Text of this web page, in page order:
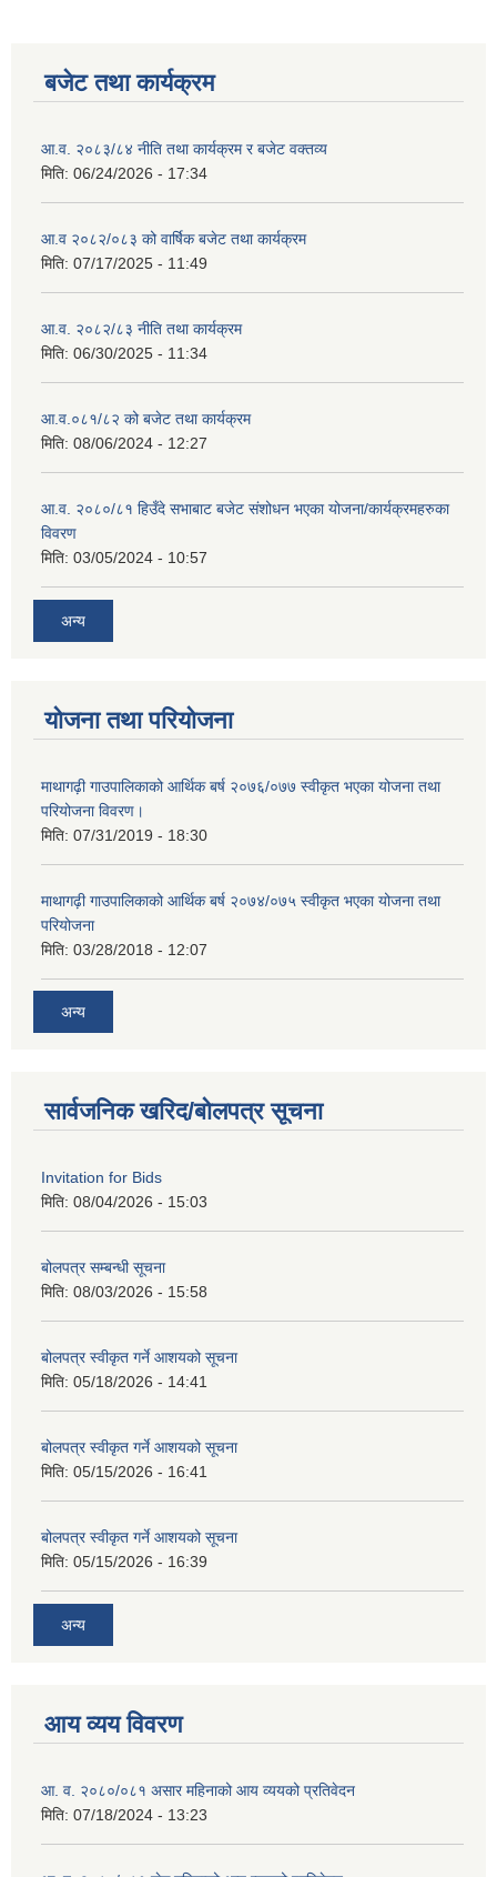
बजेट तथा कार्यक्रम
आ.व. २०८३/८४ नीति तथा कार्यक्रम र बजेट वक्तव्य
मिति: 06/24/2026 - 17:34
आ.व २०८२/०८३ को वार्षिक बजेट तथा कार्यक्रम
मिति: 07/17/2025 - 11:49
आ.व. २०८२/८३ नीति तथा कार्यक्रम
मिति: 06/30/2025 - 11:34
आ.व.०८१/८२ को बजेट तथा कार्यक्रम
मिति: 08/06/2024 - 12:27
आ.व. २०८०/८१ हिउँदे सभाबाट बजेट संशोधन भएका योजना/कार्यक्रमहरुका
विवरण
मिति: 03/05/2024 - 10:57
अन्य
योजना तथा परियोजना
माथागढ़ी गाउपालिकाको आर्थिक बर्ष २०७६/०७७ स्वीकृत भएका योजना तथा
परियोजना विवरण।
मिति: 07/31/2019 - 18:30
माथागढ़ी गाउपालिकाको आर्थिक बर्ष २०७४/०७५ स्वीकृत भएका योजना तथा
परियोजना
मिति: 03/28/2018 - 12:07
अन्य
सार्वजनिक खरिद/बोलपत्र सूचना
Invitation for Bids
मिति: 08/04/2026 - 15:03
बोलपत्र सम्बन्धी सूचना
मिति: 08/03/2026 - 15:58
बोलपत्र स्वीकृत गर्ने आशयको सूचना
मिति: 05/18/2026 - 14:41
बोलपत्र स्वीकृत गर्ने आशयको सूचना
मिति: 05/15/2026 - 16:41
बोलपत्र स्वीकृत गर्ने आशयको सूचना
मिति: 05/15/2026 - 16:39
अन्य
आय व्यय विवरण
आ. व. २०८०/०८१ असार महिनाको आय व्ययको प्रतिवेदन
मिति: 07/18/2024 - 13:23